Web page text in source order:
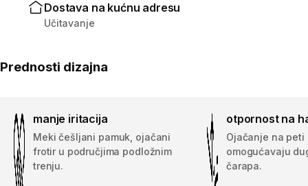
Dostava na kućnu adresu
Učitavanje
Prednosti dizajna
manje iritacija
Meki češljani pamuk, ojačani
frotir u područjima podložnim
trenju.
otpornost na
Ojačanje na peti
omogućavaju
čarapa.